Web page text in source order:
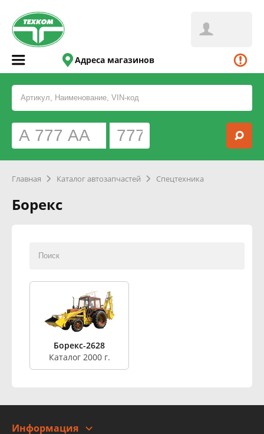
Адреса магазинов
Главная Каталог автозапчастей Спецтехника
Борекс
Борекс-2628
Каталог 2000 г.
Информация